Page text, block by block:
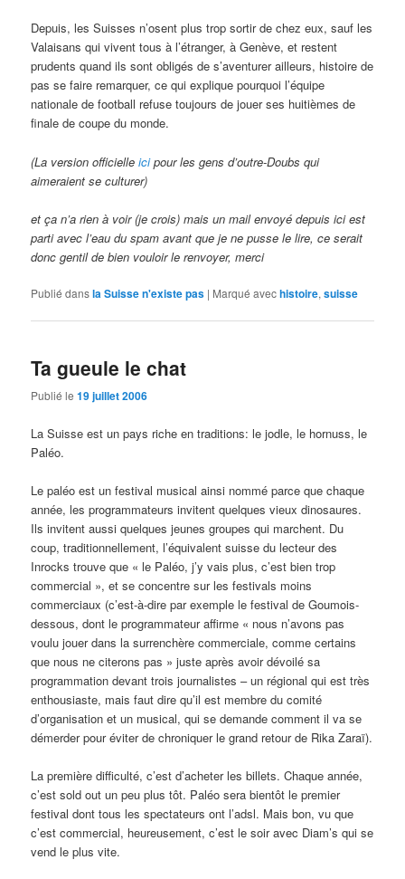
Depuis, les Suisses n’osent plus trop sortir de chez eux, sauf les
Valaisans qui vivent tous à l’étranger, à Genève, et restent
prudents quand ils sont obligés de s’aventurer ailleurs, histoire de
pas se faire remarquer, ce qui explique pourquoi l’équipe
nationale de football refuse toujours de jouer ses huitièmes de
finale de coupe du monde.
(La version officielleicipour les gens d’outre-Doubs qui
aimeraient se culturer)
et ça n’a rien à voir (je crois) mais un mail envoyé depuis ici est
parti avec l’eau du spam avant que je ne pusse le lire, ce serait
donc gentil de bien vouloir le renvoyer, merci
Publié dansla Suisse n'existe pas | Marqué avechistoire,suisse
Ta gueule le chat
Publié le19 juillet 2006
La Suisse est un pays riche en traditions: le jodle, le hornuss, le
Paléo.
Le paléo est un festival musical ainsi nommé parce que chaque
année, les programmateurs invitent quelques vieux dinosaures.
Ils invitent aussi quelques jeunes groupes qui marchent. Du
coup, traditionnellement, l’équivalent suisse du lecteur des
Inrocks trouve que « le Paléo, j’y vais plus, c’est bien trop
commercial », et se concentre sur les festivals moins
commerciaux (c’est-à-dire par exemple le festival de Goumois-
dessous, dont le programmateur affirme « nous n’avons pas
voulu jouer dans la surrenchère commerciale, comme certains
que nous ne citerons pas » juste après avoir dévoilé sa
programmation devant trois journalistes – un régional qui est très
enthousiaste, mais faut dire qu’il est membre du comité
d’organisation et un musical, qui se demande comment il va se
démerder pour éviter de chroniquer le grand retour de Rika Zaraï).
La première difficulté, c’est d’acheter les billets. Chaque année,
c’est sold out un peu plus tôt. Paléo sera bientôt le premier
festival dont tous les spectateurs ont l’adsl. Mais bon, vu que
c’est commercial, heureusement, c’est le soir avec Diam’s qui se
vend le plus vite.